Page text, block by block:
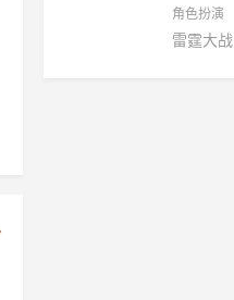
角色扮演
雷霆大战